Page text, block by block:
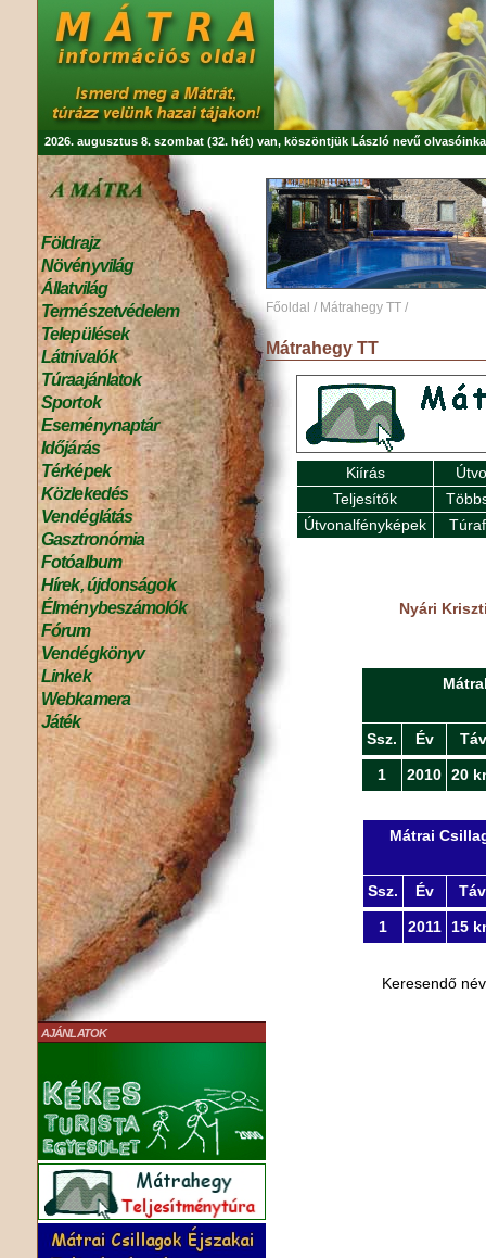
2026. augusztus 8. szombat (32. hét) van, köszöntjük László nevű
Földrajz
Növényvilág
Állatvilág
Természetvédelem
Települések
Látnivalók
Túraajánlatok
Sportok
Eseménynaptár
Időjárás
Térképek
Közlekedés
Vendéglátás
Gasztronómia
Fotóalbum
Hírek, újdonságok
Élménybeszámolók
Fórum
Vendégkönyv
Linkek
Webkamera
Játék
AJÁNLATOK
Főoldal / Mátrahegy TT /
Mátrahegy TT
Kiírás
Teljesítők
Útvonalfényképek
Nyári
Ssz. Év Táv
1 2010 20
Mátrai
Ssz. Év Táv
1 2011 15
Keresendő